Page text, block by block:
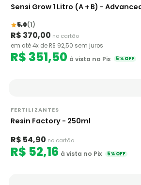
Sensi Grow 1 Litro (A + B) -
5,0(1)
R$ 370,00 no cartão
em até 4x de R$ 92,50 sem juros
R$ 351,50 à vista no Pix 5% OFF
FERTILIZANTES
Resin Factory - 250ml
R$ 54,90 no cartão
R$ 52,16 à vista no Pix 5% OFF